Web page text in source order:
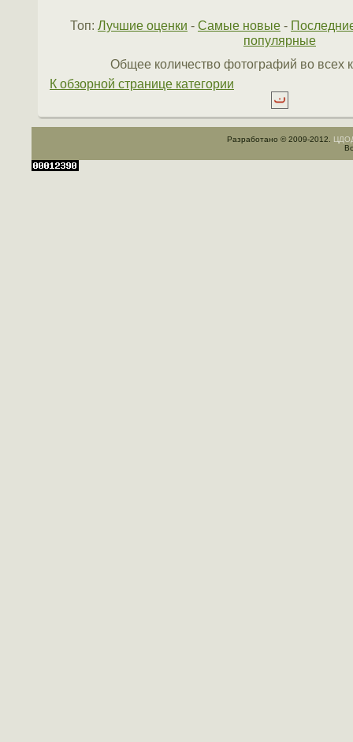
Топ: Лучшие оценки - Самые новые -
популярные
Общее количество фотографий во всех
К обзорной странице категории
Разработано © 2009-2012.